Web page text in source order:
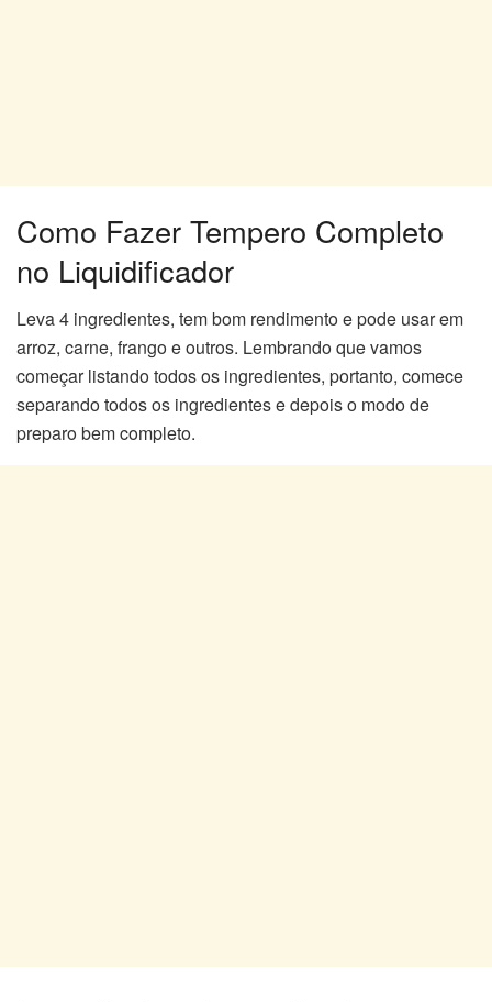
Como Fazer Tempero Completo
no Liquidificador
Leva 4 ingredientes, tem bom rendimento e pode usar em
arroz, carne, frango e outros. Lembrando que vamos
começar listando todos os ingredientes, portanto, comece
separando todos os ingredientes e depois o modo de
preparo bem completo.